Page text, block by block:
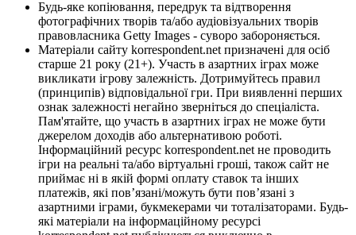
Будь-яке копіювання, передрук та відтворення
фотографічних творів та/або аудіовізуальних творів
правовласника Getty Images - суворо забороняється.
Матеріали сайту korrespondent.net призначені для осіб
старше 21 року (21+). Участь в азартних іграх може
викликати ігрову залежність. Дотримуйтесь правил
(принципів) відповідальної гри. При виявленні перших
ознак залежності негайно зверніться до спеціаліста.
Пам'ятайте, що участь в азартних іграх не може бути
джерелом доходів або альтернативою роботі.
Інформаційний ресурс korrespondent.net не проводить
ігри на реальні та/або віртуальні гроші, також сайт не
приймає ні в якій формі оплату ставок та інших
платежів, які пов’язані/можуть бути пов’язані з
азартними іграми, букмекерами чи тоталізаторами. Будь-
які матеріали на інформаційному ресурсі